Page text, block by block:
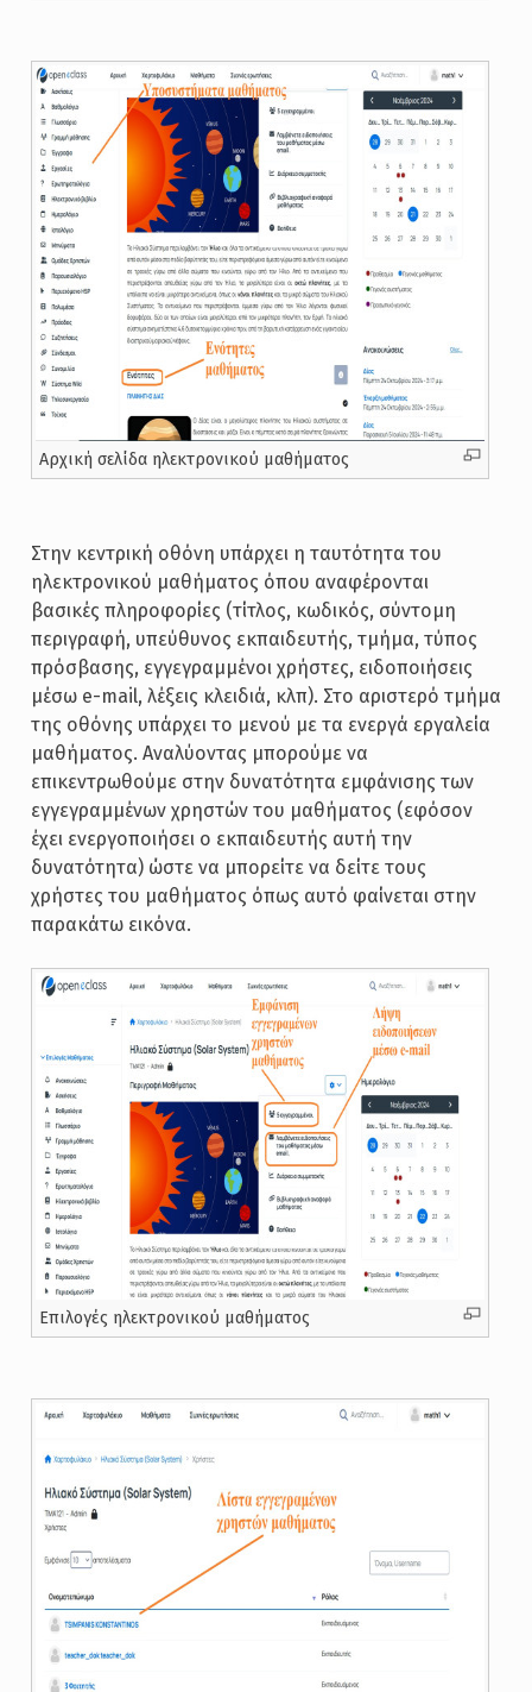
Αρχική σελίδα ηλεκτρονικού μαθήματος
Στην κεντρική οθόνη υπάρχει η ταυτότητα του
ηλεκτρονικού μαθήματος όπου αναφέρονται
βασικές πληροφορίες (τίτλος, κωδικός, σύντομη
περιγραφή, υπεύθυνος εκπαιδευτής, τμήμα, τύπος
πρόσβασης, εγγεγραμμένοι χρήστες, ειδοποιήσεις
μέσω e-mail, λέξεις κλειδιά, κλπ). Στο αριστερό τμήμα
της οθόνης υπάρχει το μενού με τα ενεργά εργαλεία
μαθήματος. Αναλύοντας μπορούμε να
επικεντρωθούμε στην δυνατότητα εμφάνισης των
εγγεγραμμένων χρηστών του μαθήματος (εφόσον
έχει ενεργοποιήσει ο εκπαιδευτής αυτή την
δυνατότητα) ώστε να μπορείτε να δείτε τους
χρήστες του μαθήματος όπως αυτό φαίνεται στην
παρακάτω εικόνα.
Επιλογές ηλεκτρονικού μαθήματος